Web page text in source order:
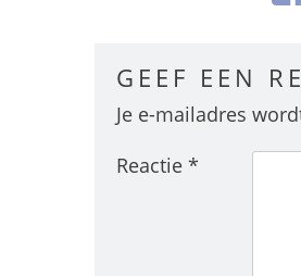
GEEF EEN
Je e-mailadres
Reactie *